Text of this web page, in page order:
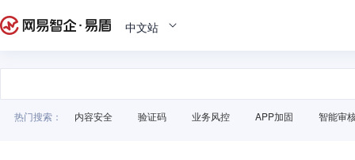
中文站
热门搜索： 内容安全 验证码 业务风控 APP加固 智能审